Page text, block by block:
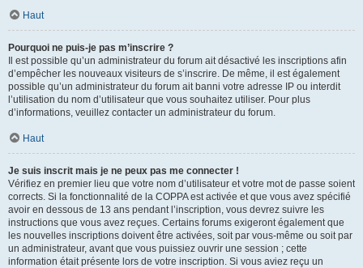
Haut
Pourquoi ne puis-je pas m’inscrire ?
Il est possible qu’un administrateur du forum ait désactivé les inscriptions afin
d’empêcher les nouveaux visiteurs de s’inscrire. De même, il est également
possible qu’un administrateur du forum ait banni votre adresse IP ou interdit
l’utilisation du nom d’utilisateur que vous souhaitez utiliser. Pour plus
d’informations, veuillez contacter un administrateur du forum.
Haut
Je suis inscrit mais je ne peux pas me connecter !
Vérifiez en premier lieu que votre nom d’utilisateur et votre mot de passe soient
corrects. Si la fonctionnalité de la COPPA est activée et que vous avez spécifié
avoir en dessous de 13 ans pendant l’inscription, vous devrez suivre les
instructions que vous avez reçues. Certains forums exigeront également que
les nouvelles inscriptions doivent être activées, soit par vous-même ou soit par
un administrateur, avant que vous puissiez ouvrir une session ; cette
information était présente lors de votre inscription. Si vous aviez reçu un